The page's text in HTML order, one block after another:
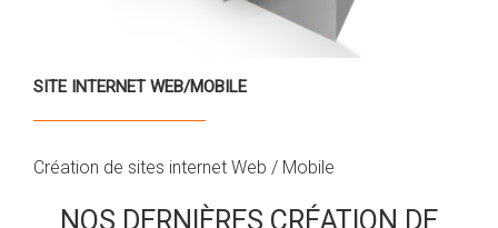
SITE INTERNET WEB/MOBILE
Création de sites internet Web / Mobile
NOS DERNIÈRES CRÉATION DE